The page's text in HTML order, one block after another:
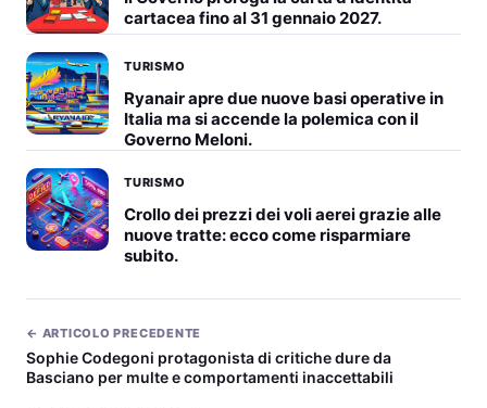
cartacea fino al 31 gennaio 2027.
TURISMO
Ryanair apre due nuove basi operative in
Italia ma si accende la polemica con il
Governo Meloni.
TURISMO
Crollo dei prezzi dei voli aerei grazie alle
nuove tratte: ecco come risparmiare
subito.
← ARTICOLO PRECEDENTE
Sophie Codegoni protagonista di critiche dure da
Basciano per multe e comportamenti inaccettabili